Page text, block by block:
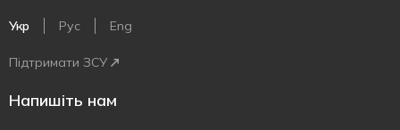
Укр Рус Eng
Підтримати ЗСУ
Напишіть нам